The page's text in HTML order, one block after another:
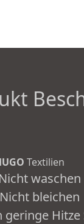
Textilien
Nicht waschen
Nicht bleichen
geringe Hitze